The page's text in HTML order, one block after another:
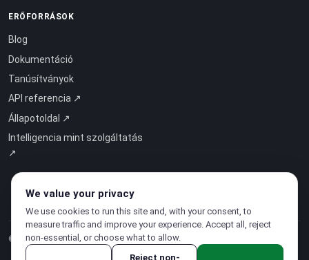
ERŐFORRÁSOK
Blog
Dokumentáció
Tanúsítványok
API referencia ↗
Állapotoldal ↗
Intelligencia mint szolgáltatás
↗
© 2026 CloudSigma Holding AG.Minden jog fenntartva
We value your privacy
We use cookies to run this site and, with your consent, to
measure traffic and improve your experience. Accept all, reject
non-essential, or choose what to allow.
Reject non-